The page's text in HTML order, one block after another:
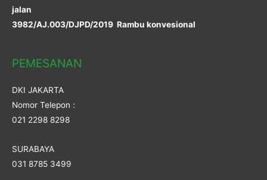
jalan
3982/AJ.003/DJPD/2019 Rambu konvesional
PEMESANAN
DKI JAKARTA
Nomor Telepon :
021 2298 8298
SURABAYA
031 8785 3499